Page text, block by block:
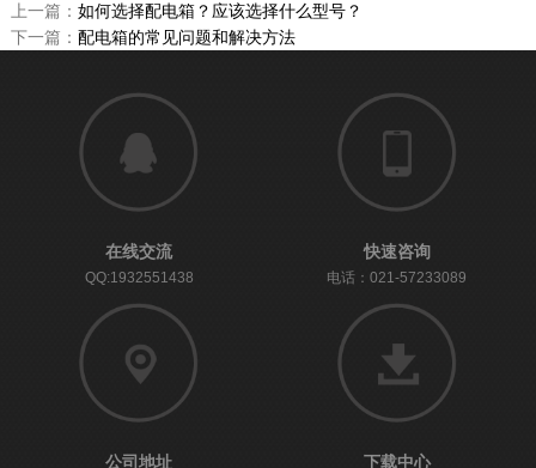
上一篇： 如何选择配电箱？应该选择什么型号？
下一篇： 配电箱的常见问题和解决方法
在线交流
QQ:1932551438
快速咨询
电话：021-57233089
公司地址 下载中心